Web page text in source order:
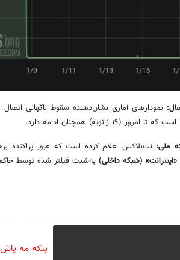
نمودارهای آماری نشان‌دهنده سقوط ناگهانی
ملی: نت‌بلاکس اعلام کرده است که عبور پراکنده
«اینترانت» (شبکه داخلی) به‌شدت فیلتر شده توسط
پنکه مه